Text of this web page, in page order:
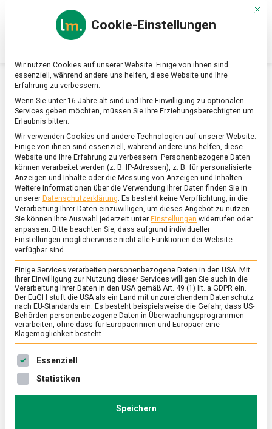
Online-
Magazin
zu
&
Ernährung
SCHLAGWORT:KINDERERNÄHRUNG
ERNÄHRUNG & GESUNDHEIT /FEATURED
Stillen: Die erste Mahlzeit
24. April 2020 Johannes
Stillen:
Ob Vegetarierin, Gourmet oder Fastfoodjunkie, alle
Menschen fangen mit der gleichen Kost an: Milch, im
lebensmittelmagazin.de hat sich mit Expertinnen
Mit
Cookie-Einstellungen
Wir nutzen Cookies auf unserer Website. Einige von ihnen sind
essenziell, während andere uns helfen, diese Website und Ihre
Erfahrung zu verbessern.
Wenn Sie unter 16 Jahre alt sind und Ihre Einwilligung zu optionalen
Services geben möchten, müssen Sie Ihre Erziehungsberechtigten um
Erlaubnis bitten.
Wir verwenden Cookies und andere Technologien auf unserer Website.
Einige von ihnen sind essenziell, während andere uns helfen, diese
Website und Ihre Erfahrung zu verbessern. Personenbezogene Daten
können verarbeitet werden (z. B. IP-Adressen), z. B. für personalisierte
Anzeigen und Inhalte oder die Messung von Anzeigen und Inhalten.
Weitere Informationen über die Verwendung Ihrer Daten finden Sie in
unserer Datenschutzerklärung. Es besteht keine Verpflichtung, in die
Verarbeitung Ihrer Daten einzuwilligen, um dieses Angebot zu nutzen.
Sie können Ihre Auswahl jederzeit unter Einstellungen widerrufen oder
anpassen. Bitte beachten Sie, dass aufgrund individueller
Einstellungen möglicherweise nicht alle Funktionen der Website
verfügbar sind.
Einige Services verarbeiten personenbezogene Daten in den USA. Mit
Ihrer Einwilligung zur Nutzung dieser Services willigen Sie auch in die
Verarbeitung Ihrer Daten in den USA gemäß Art. 49 (1) lit. a GDPR ein.
Der EuGH stuft die USA als ein Land mit unzureichendem Datenschutz
nach EU-Standards ein. Es besteht beispielsweise die Gefahr, dass US-
Behörden personenbezogene Daten in Überwachungsprogrammen
verarbeiten, ohne dass für Europäerinnen und Europäer eine
Klagemöglichkeit besteht.
Es folgt eine Liste der Service-Gruppen, für die eine
Essenziell
Statistiken
Speichern